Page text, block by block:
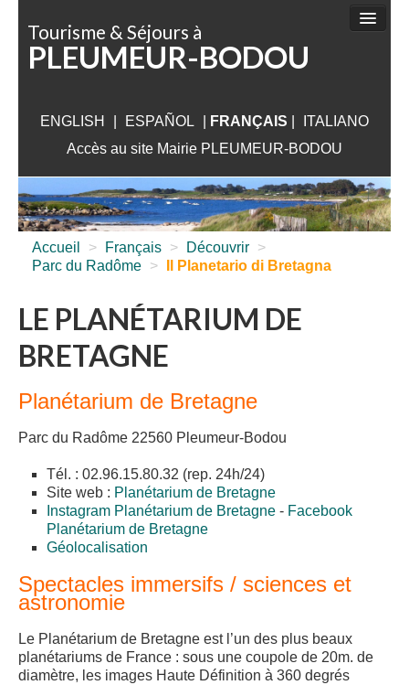
Tourisme & Séjours à
PLEUMEUR-BODOU
ENGLISH ESPAÑOL FRANÇAIS
ITALIANO
Accès au site Mairie PLEUMEUR-BODOU
FAIRE
SÉJOURNER
VISITER
AUX ALENTOURS
INFORMATIONS PRATIQUES
Accueil
> Français > Découvrir >
Parc du Radôme > Il Planetario di Bretagna
LE PLANÉTARIUM DE
BRETAGNE
Planétarium de Bretagne
Parc du Radôme 22560 Pleumeur-Bodou
Tél. : 02.96.15.80.32 (rep. 24h/24)
Site web : Planétarium de Bretagne
Instagram Planétarium de Bretagne - Facebook
Planétarium de Bretagne
Géolocalisation
Spectacles immersifs / sciences et
astronomie
Le Planétarium de Bretagne est l’un des plus beaux
planétariums de France : sous une coupole de 20m. de
diamètre, les images Haute Définition à 360 degrés